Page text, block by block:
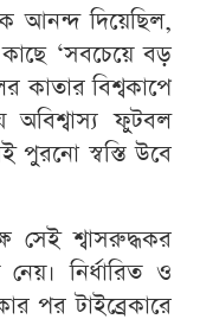
আনন্দ দিয়েছিল,
‘সবচেয়ে বড়
কাতার বিশ্বকাপে
ফুটবল
পুরনো স্বস্তি উবে
সেই শ্বাসরুদ্ধকর
নির্ধারিত ও
পর টাইব্রেকারে